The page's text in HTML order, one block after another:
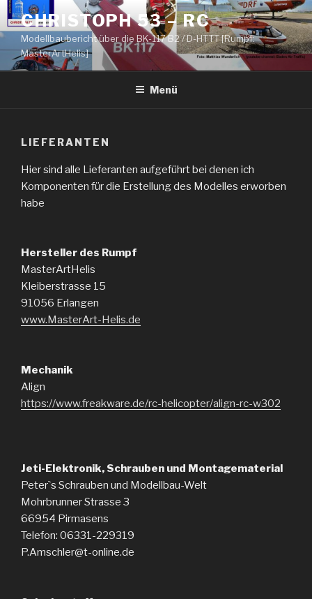
Zum
Inhalt
springen
CHRISTOPH 53 – RC
Modellbaubericht über die BK-117 B2 / D-HTTT [Rumpf:
MasterArtHelis]
Menü
LIEFERANTEN
Hier sind alle Lieferanten aufgeführt bei denen ich
Komponenten für die Erstellung des Modelles erworben
habe
Hersteller des Rumpf
MasterArtHelis
Kleiberstrasse 15
91056 Erlangen
www.MasterArt-Helis.de
Mechanik
Align
https://www.freakware.de/rc-helicopter/align-rc-w302
Jeti-Elektronik, Schrauben und Montagematerial
Peter`s Schrauben und Modellbau-Welt
Mohrbrunner Strasse 3
66954 Pirmasens
Telefon: 06331-229319
P.Amschler@t-online.de